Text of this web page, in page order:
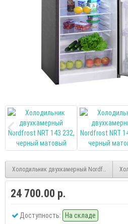
Холодильник двухкамерный Nordfrost NRT
24 700.00 р.
Доступность: На складе